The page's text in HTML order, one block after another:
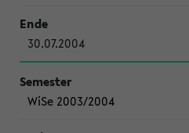
30.07.2004
WiSe 2003/2004